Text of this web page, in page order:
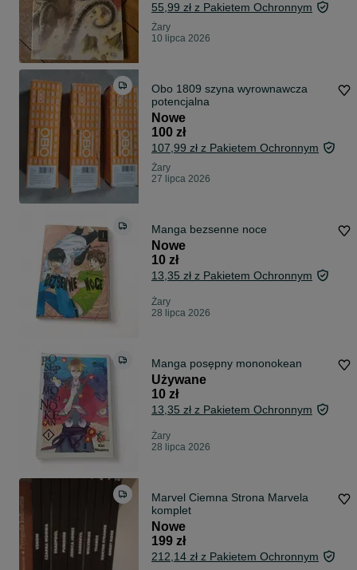
55,99 zł z Pakietem Ochronnym
Żary
10 lipca 2026
Obo 1809 szyna wyrownawcza
potencjalna
Nowe
100 zł
107,99 zł z Pakietem Ochronnym
Żary
27 lipca 2026
Manga bezsenne noce
Nowe
10 zł
13,35 zł z Pakietem Ochronnym
Żary
28 lipca 2026
Manga posępny mononokean
Używane
10 zł
13,35 zł z Pakietem Ochronnym
Żary
28 lipca 2026
Marvel Ciemna Strona Marvela
komplet
Nowe
199 zł
212,14 zł z Pakietem Ochronnym